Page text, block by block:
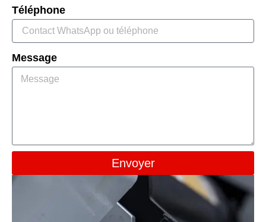
Téléphone
Message
Envoyer